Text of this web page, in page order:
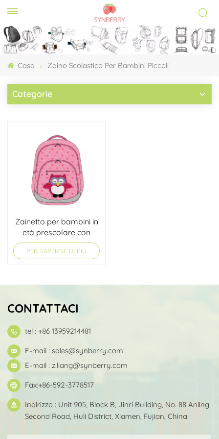
Casa Zaino Scolastico Per Bambini Piccoli
Categorie
Zainetto per bambini in
età prescolare con
simpatico gufo, dal
design leggero e
PER SAPERNE DI PIÙ
CONTATTACI
tel : +86 13959214481
E-mail : sales@synberry.com
E-mail : z.liang@synberry.com
Fax:+86-592-3778517
Indirizzo : Unit 905, Block B, Jinri Building, No. 88 Anling
Second Road, Huli District, Xiamen, Fujian, China